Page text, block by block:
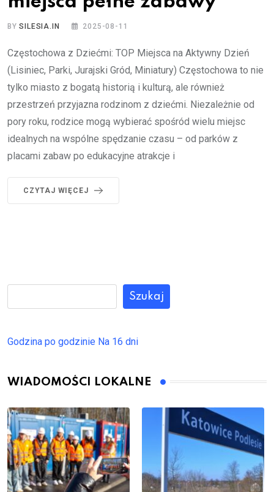
BYSILESIA.IN 2025-08-11
Częstochowa z Dziećmi: TOP Miejsca na Aktywny Dzień
(Lisiniec, Parki, Jurajski Gród, Miniatury) Częstochowa to nie
tylko miasto z bogatą historią i kulturą, ale również
przestrzeń przyjazna rodzinom z dziećmi. Niezależnie od
pory roku, rodzice mogą wybierać spośród wielu miejsc
idealnych na wspólne spędzanie czasu – od parków z
placami zabaw po edukacyjne atrakcje i
CZYTAJ WIĘCEJ
Szukaj
Godzina po godzinie Na 16 dni
WIADOMOŚCI LOKALNE